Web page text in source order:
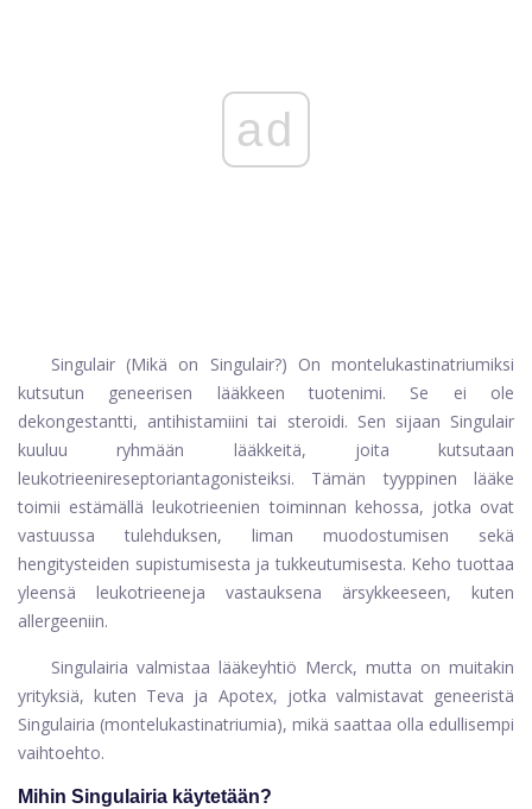
ad
Singulair (Mikä on Singulair?) On montelukastinatriumiksi
kutsutun geneerisen lääkkeen tuotenimi. Se ei ole
dekongestantti, antihistamiini tai steroidi. Sen sijaan Singulair
kuuluu ryhmään lääkkeitä, joita kutsutaan
leukotrieenireseptoriantagonisteiksi. Tämän tyyppinen lääke
toimii estämällä leukotrieenien toiminnan kehossa, jotka ovat
vastuussa tulehduksen, liman muodostumisen sekä
hengitysteiden supistumisesta ja tukkeutumisesta. Keho tuottaa
yleensä leukotrieeneja vastauksena ärsykkeeseen, kuten
allergeeniin.
Singulairia valmistaa lääkeyhtiö Merck, mutta on muitakin
yrityksiä, kuten Teva ja Apotex, jotka valmistavat geneeristä
Singulairia (montelukastinatriumia), mikä saattaa olla edullisempi
vaihtoehto.
Mihin Singulairia käytetään?